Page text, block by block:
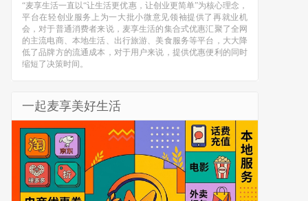
“麦享生活一直以“让生活更优惠，让创业更简单”为核心理念，
平台在轻创业服务上为一大批小微意见领袖提供了再就业机
会，对于普通消费者来说，麦享生活的集合式优惠汇聚了全网
的主流电商、本地生活、出行旅游、美食服务等平台，大大降
低了品牌方的流通成本，对于用户来说，提供优惠便利的同时
缩短了决策时间。
一起麦享美好生活